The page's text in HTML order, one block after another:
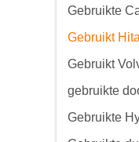
Gebruikte
Gebruikt
Gebruikt
gebruikte
Gebruikte